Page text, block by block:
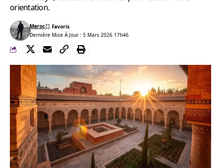
orientation.
Dernière Mise À Jour : 5 Mars 2026 17h46
Maroc